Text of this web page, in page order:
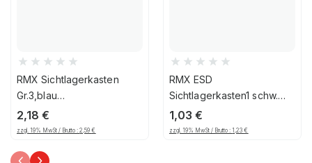
RMX Sichtlagerkasten
Gr.3,blau
LxBxH:235x145x125mm
2,18€
zzgl. 19% MwSt / Brutto :2,59€
RMX ESD
Sichtlagerkasten1 schw.
LxBxH:100x100x60mm
1,03€
zzgl. 19% MwSt / Brutto :1,23€